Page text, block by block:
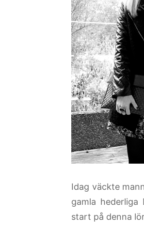
Idag väckte
gamla hederliga
start på denna